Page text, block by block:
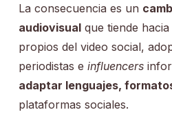
La consecuencia es un
audiovisualque tiende
propios del video social,
periodistas e influencers
adaptar lenguajes,
plataformas sociales.